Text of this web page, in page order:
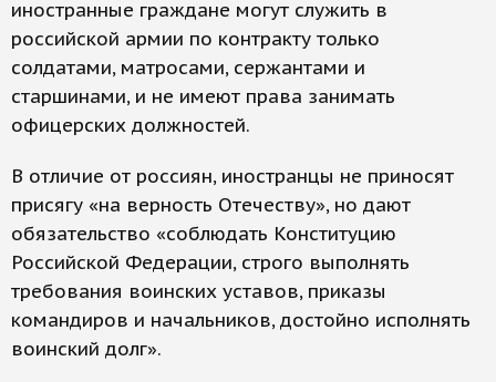
иностранные граждане могут служить в
российской армии по контракту только
солдатами, матросами, сержантами и
старшинами, и не имеют права занимать
офицерских должностей.
В отличие от россиян, иностранцы не приносят
присягу «на верность Отечеству», но дают
обязательство «соблюдать Конституцию
Российской Федерации, строго выполнять
требования воинских уставов, приказы
командиров и начальников, достойно исполнять
воинский долг».